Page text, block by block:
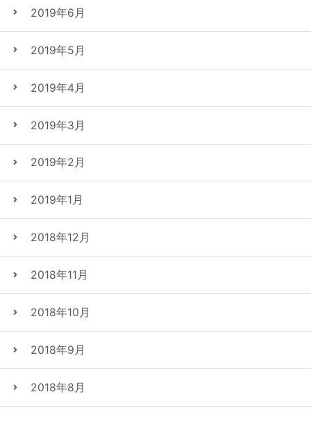
2019年6月
2019年5月
2019年4月
2019年3月
2019年2月
2019年1月
2018年12月
2018年11月
2018年10月
2018年9月
2018年8月